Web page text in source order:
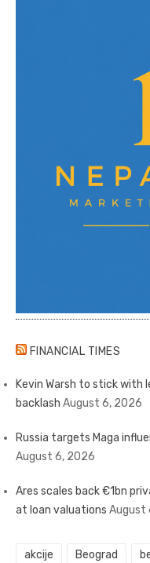
FINANCIAL TIMES
Kevin Warsh to stick with
backlash August 6, 2026
Russia targets Maga
August 6, 2026
Ares scales back €1bn
at loan valuations August
akcije Beograd